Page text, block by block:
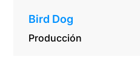
Bird Dog
Producción